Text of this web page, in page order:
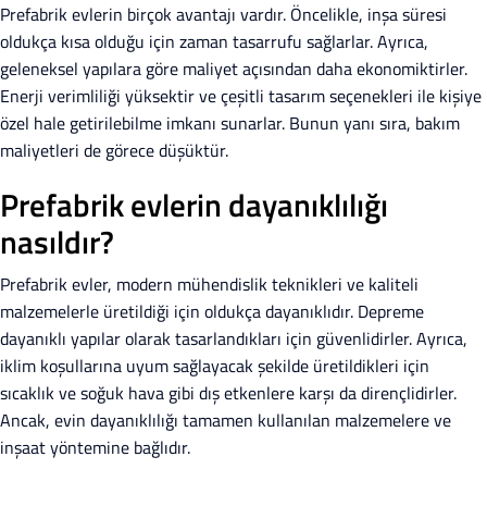
Prefabrik evlerin birçok avantajı vardır. Öncelikle, inşa süresi
oldukça kısa olduğu için zaman tasarrufu sağlarlar. Ayrıca,
geleneksel yapılara göre maliyet açısından daha ekonomiktirler.
Enerji verimliliği yüksektir ve çeşitli tasarım seçenekleri ile kişiye
özel hale getirilebilme imkanı sunarlar. Bunun yanı sıra, bakım
maliyetleri de görece düşüktür.
Prefabrik evlerin dayanıklılığı
nasıldır?
Prefabrik evler, modern mühendislik teknikleri ve kaliteli
malzemelerle üretildiği için oldukça dayanıklıdır. Depreme
dayanıklı yapılar olarak tasarlandıkları için güvenlidirler. Ayrıca,
iklim koşullarına uyum sağlayacak şekilde üretildikleri için
sıcaklık ve soğuk hava gibi dış etkenlere karşı da dirençlidirler.
Ancak, evin dayanıklılığı tamamen kullanılan malzemelere ve
inşaat yöntemine bağlıdır.